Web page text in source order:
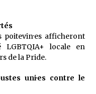
poitevin·es afficheront
locale en
de la Pride.
uni·es contre le